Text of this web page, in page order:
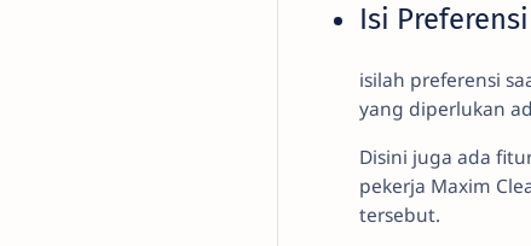
Isi Preferensi
isilah preferensi
yang diperlukan
Disini juga ada
pekerja Maxim
tersebut.